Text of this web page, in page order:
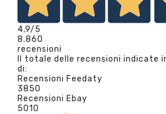
4,9/5
8.860
recensioni
Il totale delle recensioni indicate
di:
Recensioni Feedaty
3850
Recensioni Ebay
5010